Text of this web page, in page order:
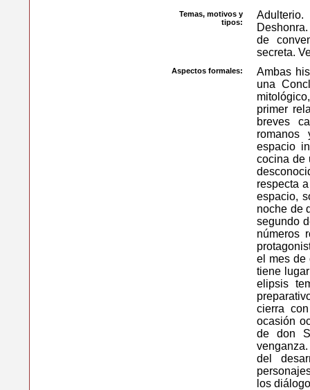
Temas, motivos y
tipos:
de
secreta.
Aspectos formales:
Ambas
una
primer
breves
romanos
espacio
cocina de
respecta
espacio,
noche de
segundo
números
el mes de
tiene
elipsis
cierra
ocasión
de don
del
los